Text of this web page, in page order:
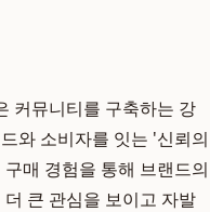
커뮤니티를 구축하는 강
와 소비자를 잇는 '신뢰의
매 경험을 통해 브랜드의
큰 관심을 보이고 자발